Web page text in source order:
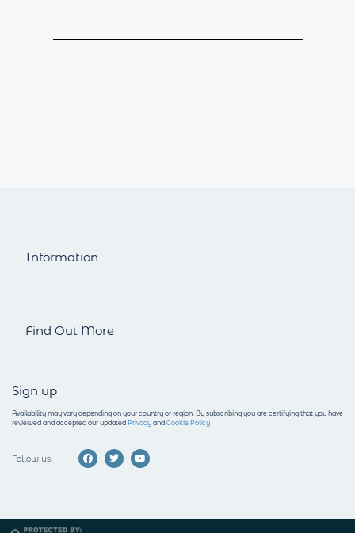
Information
Find Out More
Sign up
Availability may vary depending on your country or region. By subscribing you are certifying that you have
reviewed and accepted our updated Privacy and Cookie Policy
Follow us: